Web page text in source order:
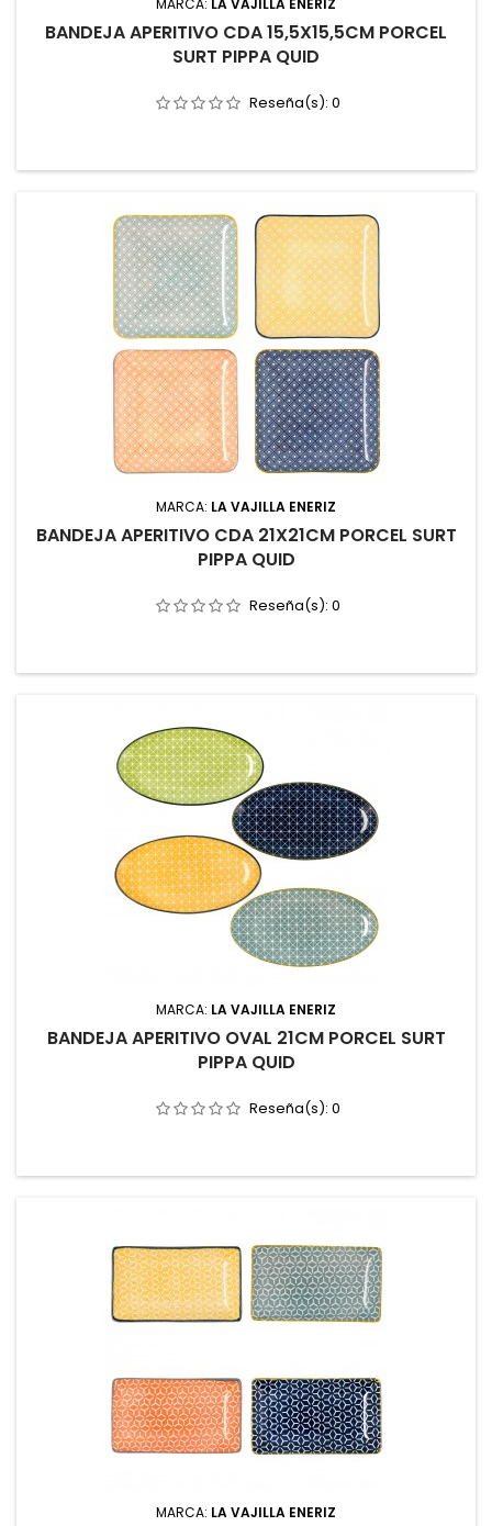
MARCA: LA VAJILLA ENERIZ
BANDEJA APERITIVO CDA 15,5X15,5CM PORCEL
SURT PIPPA QUID
Reseña(s): 0
MARCA: LA VAJILLA ENERIZ
BANDEJA APERITIVO CDA 21X21CM PORCEL SURT
PIPPA QUID
Reseña(s): 0
MARCA: LA VAJILLA ENERIZ
BANDEJA APERITIVO OVAL 21CM PORCEL SURT
PIPPA QUID
Reseña(s): 0
MARCA: LA VAJILLA ENERIZ